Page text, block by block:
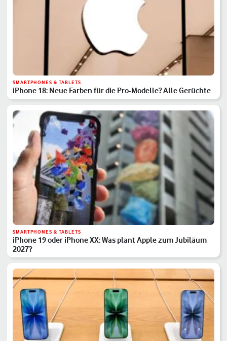
SMARTPHONES & TABLETS
iPhone 18: Neue Farben für die Pro-Modelle? Alle Gerüchte
SMARTPHONES & TABLETS
iPhone 19 oder iPhone XX: Was plant Apple zum Jubiläum
2027?